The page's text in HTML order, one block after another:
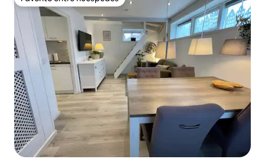
Favorito entre huéspedes